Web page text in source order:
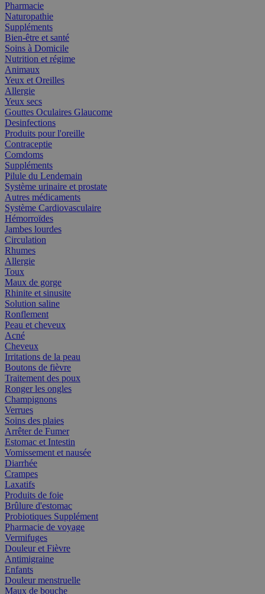
Pharmacie
Naturopathie
Suppléments
Bien-être et santé
Soins à Domicile
Nutrition et régime
Animaux
Yeux et Oreilles
Allergie
Yeux secs
Gouttes Oculaires Glaucome
Desinfections
Produits pour l'oreille
Contraceptie
Comdoms
Suppléments
Pilule du Lendemain
Système urinaire et prostate
Autres médicaments
Système Cardiovasculaire
Hémorroïdes
Jambes lourdes
Circulation
Rhumes
Allergie
Toux
Maux de gorge
Rhinite et sinusite
Solution saline
Ronflement
Peau et cheveux
Acné
Cheveux
Irritations de la peau
Boutons de fièvre
Traitement des poux
Ronger les ongles
Champignons
Verrues
Soins des plaies
Arrêter de Fumer
Estomac et Intestin
Vomissement et nausée
Diarrhée
Crampes
Laxatifs
Produits de foie
Brûlure d'estomac
Probiotiques Supplément
Pharmacie de voyage
Vermifuges
Douleur et Fièvre
Antimigraine
Enfants
Douleur menstruelle
Maux de bouche